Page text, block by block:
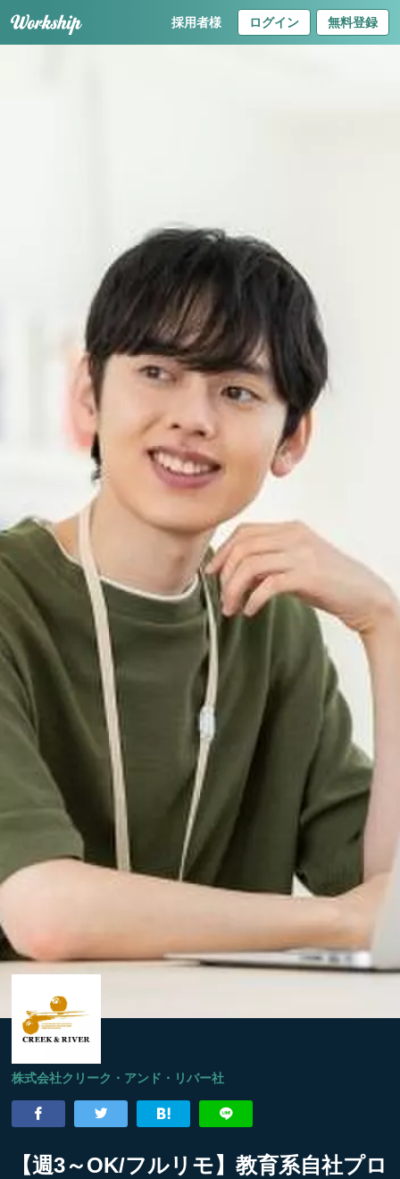
採用者様 ログイン 無料登録
株式会社クリーク・アンド・リバー社
【週3～OK/フルリモ】教育系自社プロ